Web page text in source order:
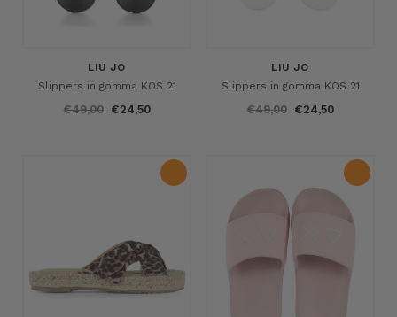
LIU JO
Slippers in gomma KOS 21
€49,00 €24,50
LIU JO
Slippers in gomma KOS 21
€49,00 €24,50